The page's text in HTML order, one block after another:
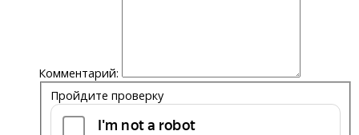
Комментарий:
Пройдите проверку